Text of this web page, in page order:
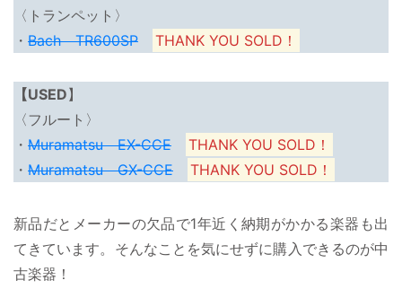
〈トランペット〉
・ Bach TR600SP THANK YOU SOLD！
【USED】
〈フルート〉
・ Muramatsu EX-CCE
THANK YOU SOLD！
・ Muramatsu GX-CCE THANK YOU SOLD！
新品だとメーカーの欠品で1年近く納期がかかる楽器も出
てきています。そんなことを気にせずに購入できるのが中
古楽器！